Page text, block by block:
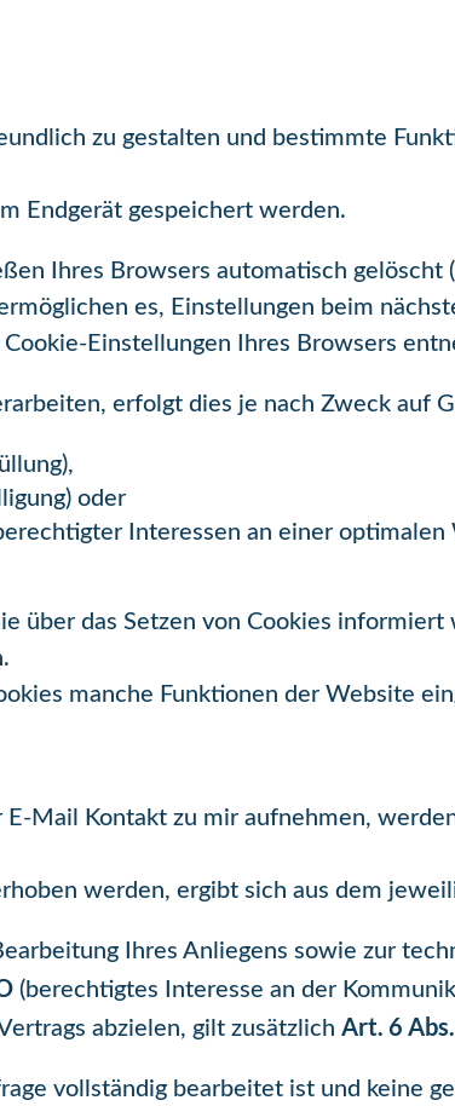
zu gestalten und bestimmte
Endgerät gespeichert werden.
Ihres Browsers automatisch gelöscht (
es, Einstellungen beim
Einstellungen Ihres Browsers
erfolgt dies je nach Zweck auf
oder
Interessen an einer
über das Setzen von Cookies
manche Funktionen der Website
Mail Kontakt zu mir aufnehmen,
werden, ergibt sich aus dem
Ihres Anliegens sowie zur
(berechtigtes Interesse an der
abzielen, gilt zusätzlichArt. 6
vollständig bearbeitet ist und keine